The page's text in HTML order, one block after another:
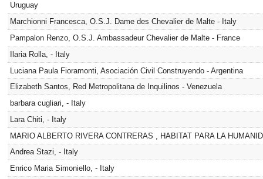
Uruguay
Marchionni Francesca, O.S.J. Dame des Chevalier de Malte - Italy
Pampalon Renzo, O.S.J. Ambassadeur Chevalier de Malte - France
Ilaria Rolla, - Italy
Luciana Paula Fioramonti, Asociación Civil Construyendo - Argentina
Elizabeth Santos, Red Metropolitana de Inquilinos - Venezuela
barbara cugliari, - Italy
Lara Chiti, - Italy
MARIO ALBERTO RIVERA CONTRERAS , HABITAT PARA LA
Andrea Stazi, - Italy
Enrico Maria Simoniello, - Italy